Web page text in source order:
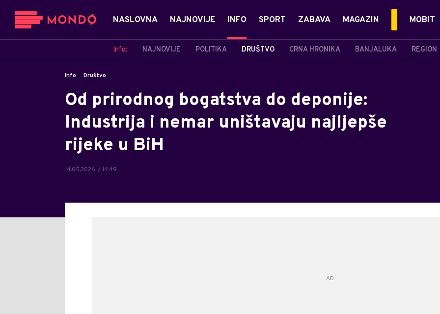
NASLOVNA NAJNOVIJE INFO
Info: NAJNOVIJE POLITIKA DRUŠTVO CRNA HRONIKA BANJALUKA REGION
SPORT ZABAVA MAGAZIN MOBIT
Info Društvo
Od prirodnog bogatstva do deponije:
Industrija i nemar uništavaju najljepše
rijeke u BiH
14.05.2026. / 14:49